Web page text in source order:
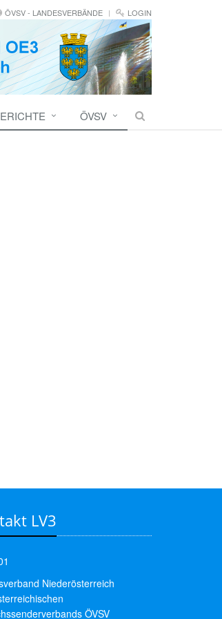
ÖVSV - LANDESVERBÄNDE LOGIN
ÖVSV
LV3
Niederösterreich
ÖVSV